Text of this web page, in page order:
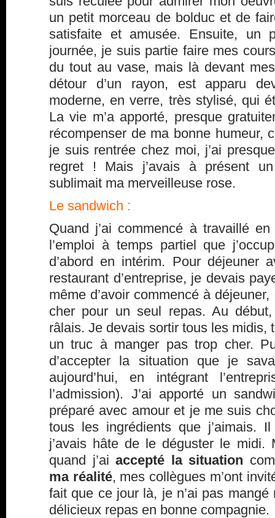
un petit morceau de bolduc et de
satisfaite et amusée. Ensuite, un
journée, je suis partie faire mes
du tout au vase, mais là devant
détour d’un rayon, est apparu
moderne, en verre, très stylisé, qui
La vie m’a apporté, presque
récompenser de ma bonne humeur,
je suis rentrée chez moi, j’ai
regret ! Mais j’avais à présent
sublimait ma merveilleuse rose.
Le sandwich :
Quand j’ai commencé à travaillé
l’emploi à temps partiel que
d’abord en intérim. Pour déjeuner
restaurant d’entreprise, je devais
même d’avoir commencé à
cher pour un seul repas. Au
râlais. Je devais sortir tous les midis,
un truc à manger pas trop cher.
d’accepter la situation que je
aujourd’hui, en intégrant
l’admission). J’ai apporté un
préparé avec amour et je me suis
tous les ingrédients que j’aimais.
j’avais hâte de le déguster le midi.
quand j’aiaccepté la situation
ma réalité, mes collègues m’ont
fait que ce jour là, je n’ai pas
délicieux repas en bonne compagnie.